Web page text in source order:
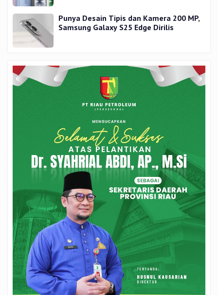
Punya Desain Tipis dan Kamera 200 MP,
Samsung Galaxy S25 Edge Dirilis